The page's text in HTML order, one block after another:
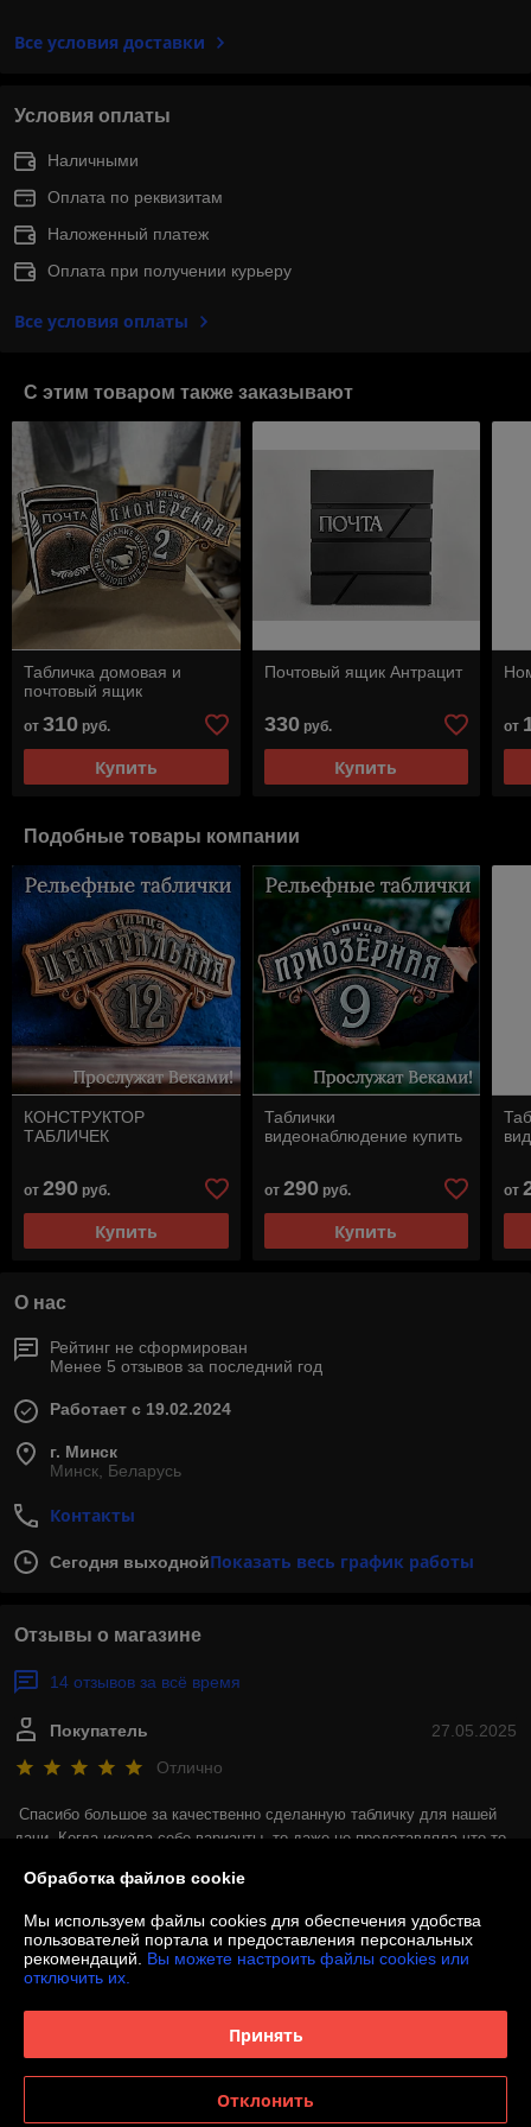
Все условия доставки
Условия оплаты
Наличными
Оплата по реквизитам
Наложенный платеж
Оплата при получении курьеру
Все условия оплаты
С этим товаром также заказывают
Табличка домовая и
почтовый ящик
от 310 руб.
Купить
Почтовый ящик Антрацит
330руб.
Купить
от
Подобные товары компании
КОНСТРУКТОР
ТАБЛИЧЕК
от 290 руб.
Купить
Таблички
видеонаблюдение купить
от 290руб.
Купить
от
О нас
Рейтинг не сформирован
Менее 5 отзывов за последний год
Работает с 19.02.2024
г. Минск
Минск, Беларусь
Контакты
Сегодня выходнойПоказать весь график работы
Отзывы о магазине
14 отзывов за всё время
27.05.2025
Покупатель
Отлично
Спасибо большое за качественно сделанную табличку для нашей
дачи. Когда искала себе варианты, то даже не представляла что-то
остались невероятно довольны. Адресная табличка просто огонь!
Сделка подтверждена через корзину
24.02.2025
Покупатель
Заказал себе табличку для дома за городом. Повесил на калитку,
Обработка файлов cookie
Мы используем файлы cookies для обеспечения удобства
пользователей портала и предоставления персональных
рекомендаций. Вы можете настроить файлы cookies или
отключить их.
Принять
Отклонить